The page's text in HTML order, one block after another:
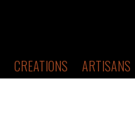
CREATIONS ARTISANS